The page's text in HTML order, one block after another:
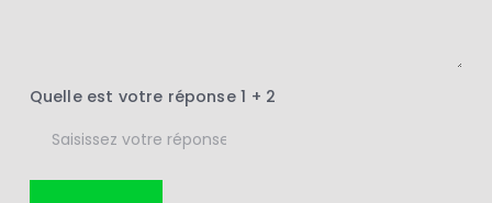
Quelle est votre réponse1 + 2